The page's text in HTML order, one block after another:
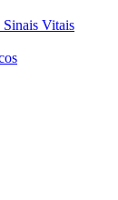
Vitais